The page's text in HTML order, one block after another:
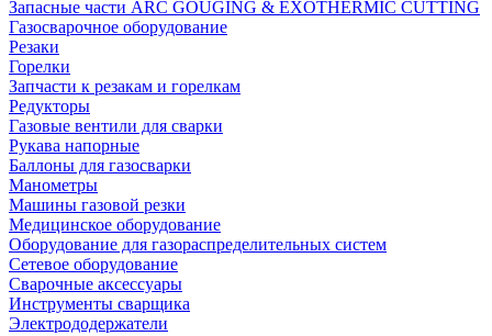
Запасные части ARC GOUGING & EXOTHERMIC CUTTING
Газосварочное оборудование
Резаки
Горелки
Запчасти к резакам и горелкам
Редукторы
Газовые вентили для сварки
Рукава напорные
Баллоны для газосварки
Манометры
Машины газовой резки
Медицинское оборудование
Оборудование для газораспределительных систем
Сетевое оборудование
Сварочные аксессуары
Инструменты сварщика
Электрододержатели